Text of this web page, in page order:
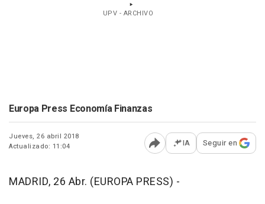
UPV - ARCHIVO
Europa Press Economía Finanzas
Jueves, 26 abril 2018
Actualizado: 11:04
Abrir opciones para
IA Seguir en
MADRID, 26 Abr. (EUROPA PRESS) -